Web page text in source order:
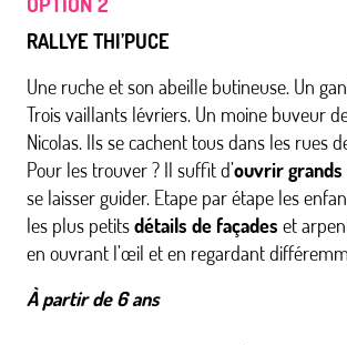
RALLYE THI’PUCE
Une ruche et son abeille butineuse. Un
Trois vaillants lévriers. Un moine buveur
Nicolas. Ils se cachent tous dans les rues
Pour les trouver ? Il suffit d’ouvrir grands
se laisser guider. Etape par étape les
les plus petitsdétails de façades et
en ouvrant l’œil et en regardant
À partir de 6 ans